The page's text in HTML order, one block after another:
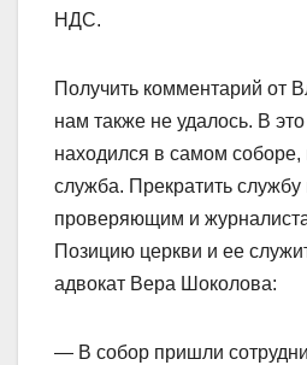
НДС.
Получить комментарий от
нам также не удалось. В
находился в самом соборе,
служба. Прекратить службу
проверяющим и
Позицию церкви и ее
адвокат Вера Шоколова:
— В собор пришли